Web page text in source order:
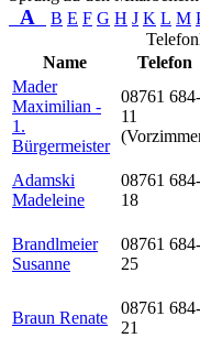
A B E F G H J K L M
Name
Telefon
Mader
Maximilian -
1.
Bürgermeister
08761 684-
11
Adamski
Madeleine
08761 684-
18
Brandlmeier
Susanne
08761 684-
25
Braun Renate
08761 684-
21